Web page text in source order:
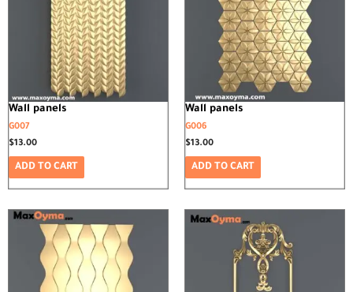
Wall panels
G007
$13.00
ADD TO CART
Wall panels
G006
$13.00
ADD TO CART